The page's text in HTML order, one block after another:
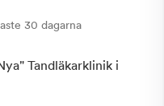
30 dagarna
Tandläkarklinik i